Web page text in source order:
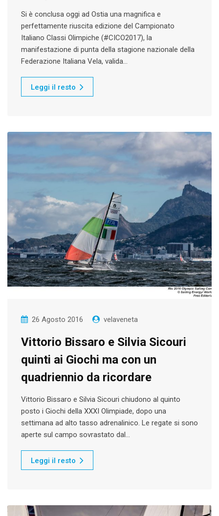
Si è conclusa oggi ad Ostia una magnifica e
perfettamente riuscita edizione del Campionato
Italiano Classi Olimpiche (#CICO2017), la
manifestazione di punta della stagione nazionale della
Federazione Italiana Vela, valida…
Leggi il resto
26 Agosto 2016 velaveneta
Vittorio Bissaro e Silvia Sicouri
quinti ai Giochi ma con un
quadriennio da ricordare
Vittorio Bissaro e Silvia Sicouri chiudono al quinto
posto i Giochi della XXXI Olimpiade, dopo una
settimana ad alto tasso adrenalinico. Le regate si sono
aperte sul campo sovrastato dal…
Leggi il resto